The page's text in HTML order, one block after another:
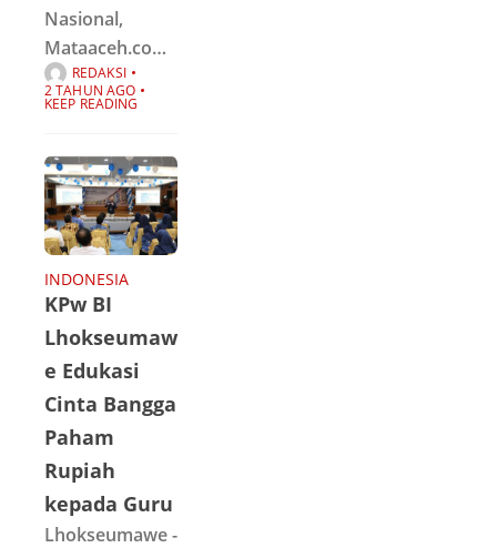
Nasional,
Mataaceh.com
| Kepala
Operasi
Cooling System
(Kaops NCS)
Polri Irjen Asep
Edi Suheri
meminta Polda
Jawa Timur
(Jatim) untuk
mengoptimalka
n upaya cooling
system atau
melakukan
pendinginan
suhu politik
REDAKSI
2 TAHUN AGO
KEEP READING
INDONESIA
KPw BI
Lhokseumaw
e Edukasi
Cinta Bangga
Paham
Rupiah
kepada Guru
Lhokseumawe -